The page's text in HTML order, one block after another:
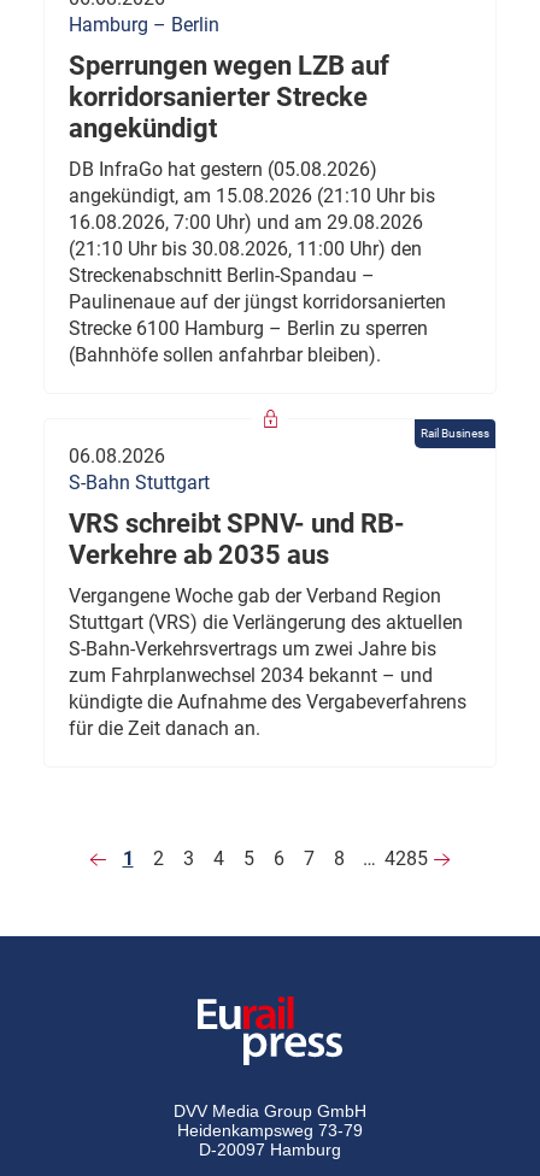
Hamburg – Berlin
Sperrungen wegen LZB auf
korridorsanierter Strecke
angekündigt
DB InfraGo hat gestern (05.08.2026)
angekündigt, am 15.08.2026 (21:10 Uhr bis
16.08.2026, 7:00 Uhr) und am 29.08.2026
(21:10 Uhr bis 30.08.2026, 11:00 Uhr) den
Streckenabschnitt Berlin-Spandau –
Paulinenaue auf der jüngst korridorsanierten
Strecke 6100 Hamburg – Berlin zu sperren
(Bahnhöfe sollen anfahrbar bleiben).
Rail Business
06.08.2026
S-Bahn Stuttgart
VRS schreibt SPNV- und RB-
Verkehre ab 2035 aus
Vergangene Woche gab der Verband Region
Stuttgart (VRS) die Verlängerung des aktuellen
S-Bahn-Verkehrsvertrags um zwei Jahre bis
zum Fahrplanwechsel 2034 bekannt – und
kündigte die Aufnahme des Vergabeverfahrens
für die Zeit danach an.
1 2 3 4 5 6 7 8 … 4285
DVV Media Group GmbH
Heidenkampsweg 73-79
D-20097 Hamburg